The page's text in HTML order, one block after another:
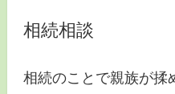
相続相談
相続のことで親族が揉